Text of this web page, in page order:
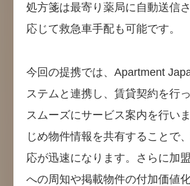
処方箋は最寄り薬局に自動送信
応じて救急車手配も可能です。
今回の提携では、Apartment
ステムと連携し、賃貸契約を行
スムーズにサービス案内を行い
じめ物件情報を共有することで
応が迅速になります。さらに加
への周知や掲載物件の付加価値